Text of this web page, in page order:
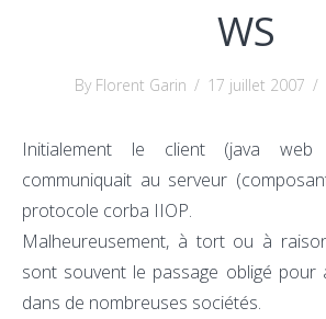
WS
By Florent Garin / 17 juillet 2007 /
Initialement le client (java
communiquait au serveur
protocole corba IIOP.
Malheureusement, à tort ou à
sont souvent le passage obligé pour
dans de nombreuses sociétés.